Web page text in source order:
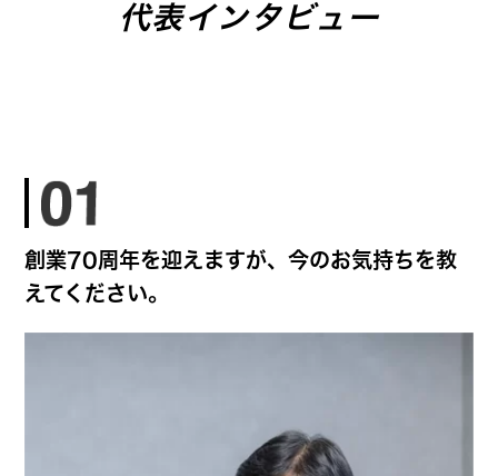
代表インタビュー
創業70周年を迎えますが、今のお気持ちを教
えてください。